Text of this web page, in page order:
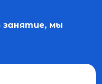
занятие, мы